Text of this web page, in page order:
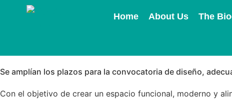
Home About Us The
Se amplían los plazos para la convocatoria de diseño,
Con el objetivo de crear un espacio funcional, moderno y